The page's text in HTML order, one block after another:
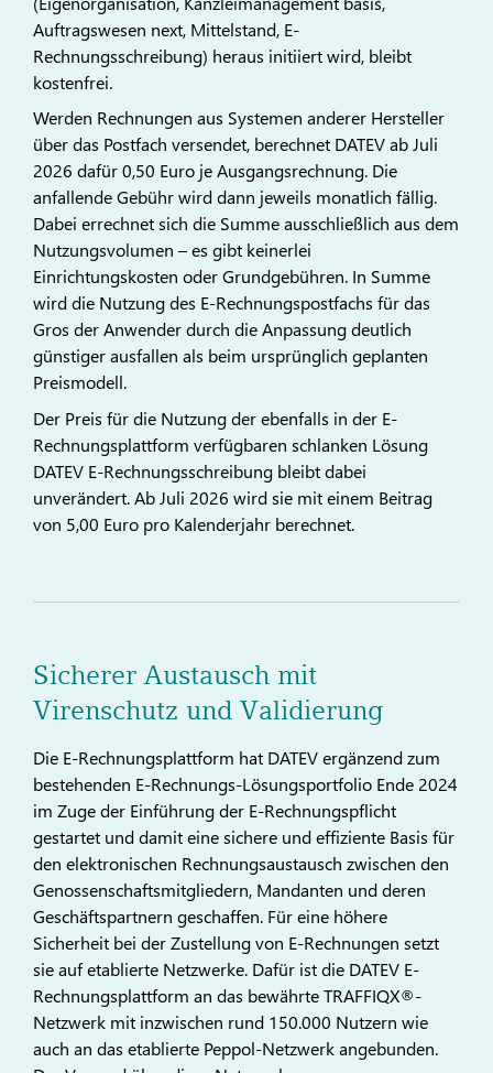
Auftragswesen next, Mittelstand, E-
Rechnungsschreibung) heraus initiiert wird, bleibt
kostenfrei.
Werden Rechnungen aus Systemen anderer Hersteller
über das Postfach versendet, berechnet DATEV ab Juli
2026 dafür 0,50 Euro je Ausgangsrechnung. Die
anfallende Gebühr wird dann jeweils monatlich fällig.
Dabei errechnet sich die Summe ausschließlich aus dem
Nutzungsvolumen – es gibt keinerlei
Einrichtungskosten oder Grundgebühren. In Summe
wird die Nutzung des E-Rechnungspostfachs für das
Gros der Anwender durch die Anpassung deutlich
günstiger ausfallen als beim ursprünglich geplanten
Preismodell.
Der Preis für die Nutzung der ebenfalls in der E-
Rechnungsplattform verfügbaren schlanken Lösung
DATEV E-Rechnungsschreibung bleibt dabei
unverändert. Ab Juli 2026 wird sie mit einem Beitrag
von 5,00 Euro pro Kalenderjahr berechnet.
Sicherer Austausch mit
Virenschutz und Validierung
Die E-Rechnungsplattform hat DATEV ergänzend zum
bestehenden E-Rechnungs-Lösungsportfolio Ende 2024
im Zuge der Einführung der E-Rechnungspflicht
gestartet und damit eine sichere und effiziente Basis für
den elektronischen Rechnungsaustausch zwischen den
Genossenschaftsmitgliedern, Mandanten und deren
Geschäftspartnern geschaffen. Für eine höhere
Sicherheit bei der Zustellung von E-Rechnungen setzt
sie auf etablierte Netzwerke. Dafür ist die DATEV E-
Rechnungsplattform an das bewährte TRAFFIQX®-
Netzwerk mit inzwischen rund 150.000 Nutzern wie
auch an das etablierte Peppol-Netzwerk angebunden.